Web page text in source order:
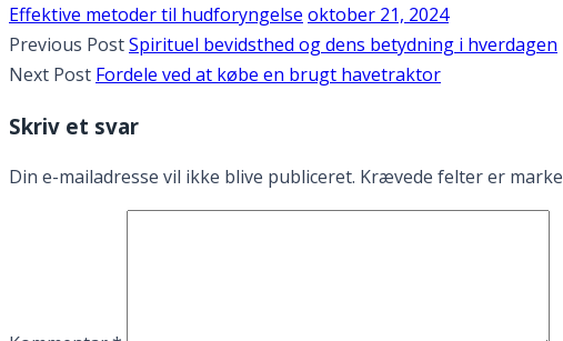
Effektive metoder til hudforyngelse oktober 21, 2024
Previous PostSpirituel bevidsthed og dens betydning i hverdagen
Next Post Fordele ved at købe en brugt havetraktor
Skriv et svar
Din e-mailadresse vil ikke blive publiceret. Krævede felter er